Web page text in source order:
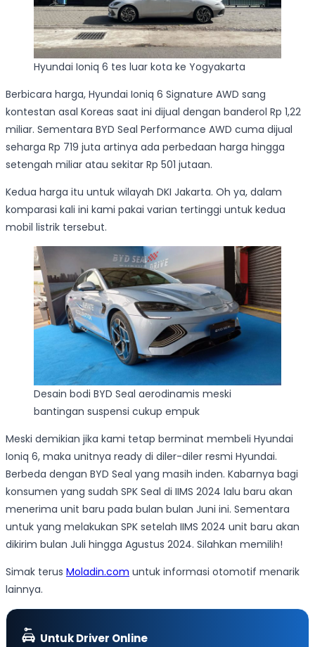
Hyundai Ioniq 6 tes luar kota ke Yogyakarta
Berbicara harga, Hyundai Ioniq 6 Signature AWD sang
kontestan asal Koreas saat ini dijual dengan banderol Rp 1,22
miliar. Sementara BYD Seal Performance AWD cuma dijual
seharga Rp 719 juta artinya ada perbedaan harga hingga
setengah miliar atau sekitar Rp 501 jutaan.
Kedua harga itu untuk wilayah DKI Jakarta. Oh ya, dalam
komparasi kali ini kami pakai varian tertinggi untuk kedua
mobil listrik tersebut.
Desain bodi BYD Seal aerodinamis meski
bantingan suspensi cukup empuk
Meski demikian jika kami tetap berminat membeli Hyundai
Ioniq 6, maka unitnya ready di diler-diler resmi Hyundai.
Berbeda dengan BYD Seal yang masih inden. Kabarnya bagi
konsumen yang sudah SPK Seal di IIMS 2024 lalu baru akan
menerima unit baru pada bulan bulan Juni ini. Sementara
untuk yang melakukan SPK setelah IIMS 2024 unit baru akan
dikirim bulan Juli hingga Agustus 2024. Silahkan memilih!
Simak terus Moladin.com untuk informasi otomotif menarik
lainnya.
Untuk Driver Online